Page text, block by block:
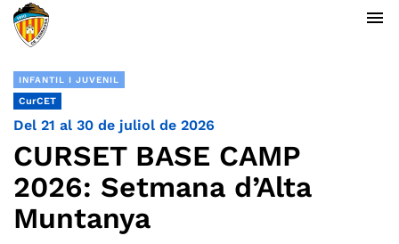
menu
INFANTIL I JUVENIL
CurCET
Del 21 al 30 de juliol de 2026
CURSET BASE CAMP
2026: Setmana d’Alta
Muntanya